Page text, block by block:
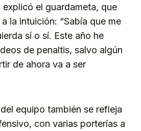
explicó el guardameta, que
la intuición: “Sabía que me
sí o sí. Este año he
de penaltis, salvo algún
de ahora va a ser
equipo también se refleja
con varias porterías a